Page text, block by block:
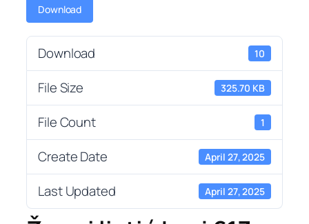
Download
Download 10
File Size 325.70 KB
File Count 1
Create Date April 27, 2025
Last Updated April 27, 2025